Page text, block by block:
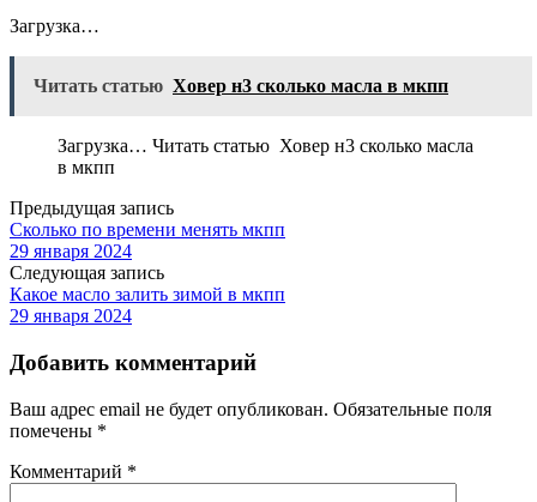
Загрузка…
Читать статью Ховер н3 сколько масла в мкпп
Загрузка… Читать статью Ховер н3 сколько масла
в мкпп
Предыдущая запись
Сколько по времени менять мкпп
29 января 2024
Следующая запись
Какое масло залить зимой в мкпп
29 января 2024
Добавить комментарий
Ваш адрес email не будет опубликован. Обязательные поля
помечены *
Комментарий *